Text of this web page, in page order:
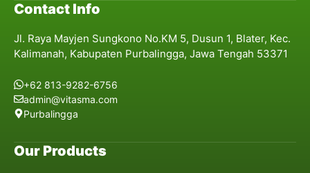
Contact Info
Jl. Raya Mayjen Sungkono No.KM 5, Dusun 1, Blater, Kec.
Kalimanah, Kabupaten Purbalingga, Jawa Tengah 53371
+62 813-9282-6756
admin@vitasma.com
Purbalingga
Our Products